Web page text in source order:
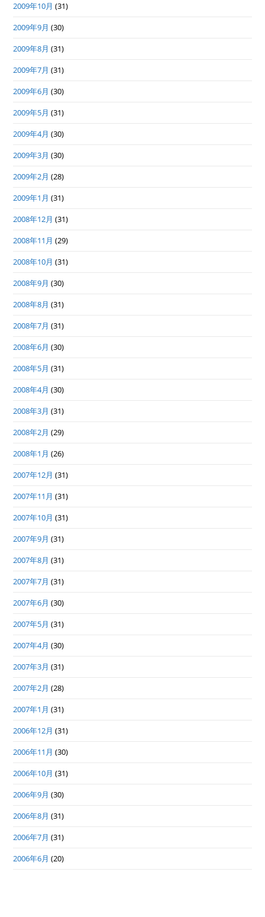
2009年10月 (31)
2009年9月 (30)
2009年8月 (31)
2009年7月 (31)
2009年6月 (30)
2009年5月 (31)
2009年4月 (30)
2009年3月 (30)
2009年2月 (28)
2009年1月 (31)
2008年12月 (31)
2008年11月 (29)
2008年10月 (31)
2008年9月 (30)
2008年8月 (31)
2008年7月 (31)
2008年6月 (30)
2008年5月 (31)
2008年4月 (30)
2008年3月 (31)
2008年2月 (29)
2008年1月 (26)
2007年12月 (31)
2007年11月 (31)
2007年10月 (31)
2007年9月 (31)
2007年8月 (31)
2007年7月 (31)
2007年6月 (30)
2007年5月 (31)
2007年4月 (30)
2007年3月 (31)
2007年2月 (28)
2007年1月 (31)
2006年12月 (31)
2006年11月 (30)
2006年10月 (31)
2006年9月 (30)
2006年8月 (31)
2006年7月 (31)
2006年6月 (20)